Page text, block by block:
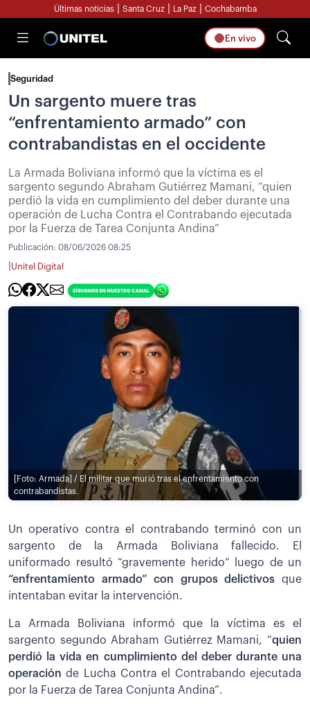
Últimas noticias Santa Cruz La Paz Cochabamba
En vivo
Seguridad
Un sargento muere tras
“enfrentamiento armado” con
contrabandistas en el occidente
La Armada Boliviana informó que la víctima es el
sargento segundo Abraham Gutiérrez Mamani, “quien
perdió la vida en cumplimiento del deber durante una
operación de Lucha Contra el Contrabando ejecutada
por la Fuerza de Tarea Conjunta Andina”
Publicación: 08/06/2026 08:25
Unitel Digital
[Foto: Armada] / El militar que murió tras el enfrentamiento con
contrabandistas.
Un operativo contra el contrabando terminó con un
sargento de la Armada Boliviana fallecido. El
uniformado resultó “gravemente herido” luego de un
“enfrentamiento armado” con grupos delictivos que
intentaban evitar la intervención.
La Armada Boliviana informó que la víctima es el
sargento segundo Abraham Gutiérrez Mamani, “quien
perdió la vida en cumplimiento del deber durante una
operación de Lucha Contra el Contrabando ejecutada
por la Fuerza de Tarea Conjunta Andina”.